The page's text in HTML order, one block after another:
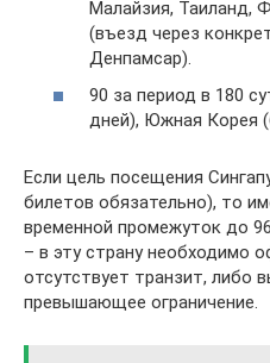
Малайзия, Таиланд,
(въезд через
Денпамсар).
90 за период в 180
дней), Южная Корея
Если цель посещения
билетов обязательно), то
временной промежуток до
– в эту страну необходимо
отсутствует транзит, либо
превышающее ограничение.